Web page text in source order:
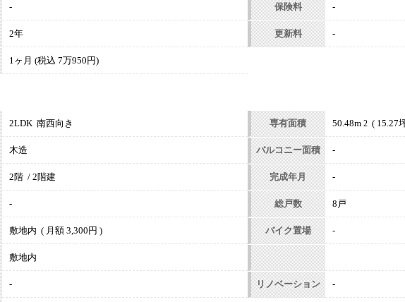
- 保険料 -
2年 更新料 -
1ヶ月 (税込 7万950円)
2LDK 南西向き 専有面積 50.48m 2( 15.27
木造 バルコニー面積 -
2階 / 2階建 完成年月 -
- 総戸数 8戸
敷地内 ( 月額 3,300円 ) バイク置場 -
敷地内
- リノベーション -